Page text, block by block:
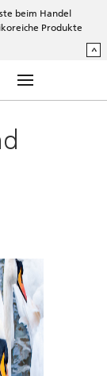
beim Handel
Produkte
^